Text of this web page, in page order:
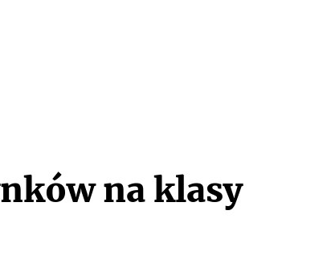
na klasy